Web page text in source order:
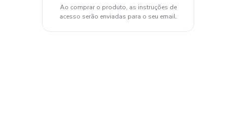
Ao comprar o produto, as instruções de
acesso serão enviadas para o seu email.